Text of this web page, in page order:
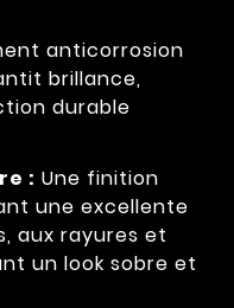
anticorrosion
brillance,
durable
: Une finition
une excellente
aux rayures et
un look sobre et